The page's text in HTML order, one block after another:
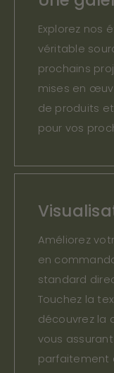
Explorez nos
véritable
prochains
mises en
de produits
pour vos
Améliorez
en
standard
Touchez la
découvrez la
vous
parfaitement